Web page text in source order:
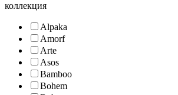
коллекция
Alpaka
Amorf
Arte
Asos
Bamboo
Bohem